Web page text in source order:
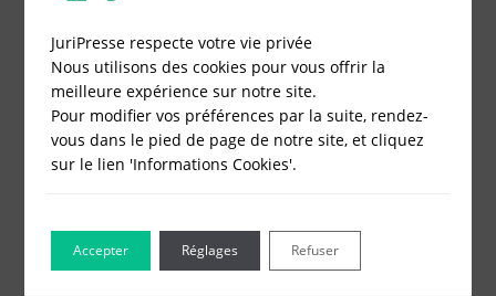
JuriPresse respecte votre vie privée
Nous utilisons des cookies pour vous offrir la
meilleure expérience sur notre site.
Pour modifier vos préférences par la suite, rendez-
vous dans le pied de page de notre site, et cliquez
sur le lien 'Informations Cookies'.
Accepter Refuser
Réglages